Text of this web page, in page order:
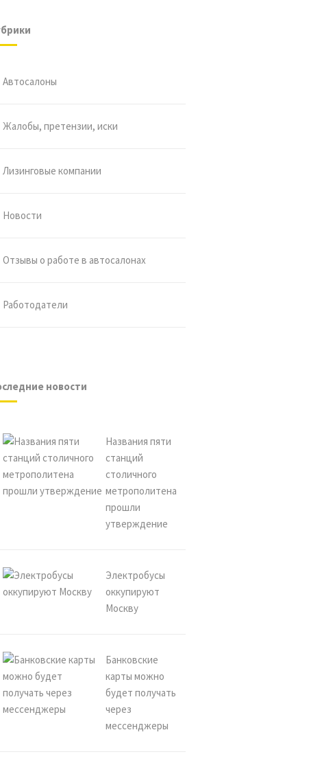
Автосалоны
Жалобы, претензии, иски
Лизинговые компании
Новости
Отзывы о работе в автосалонах
Работодатели
новости
Названия пяти
станций
столичного
метрополитена
прошли
утверждение
Электробусы
оккупируют
Москву
Банковские
карты можно
будет получать
через
мессенджеры